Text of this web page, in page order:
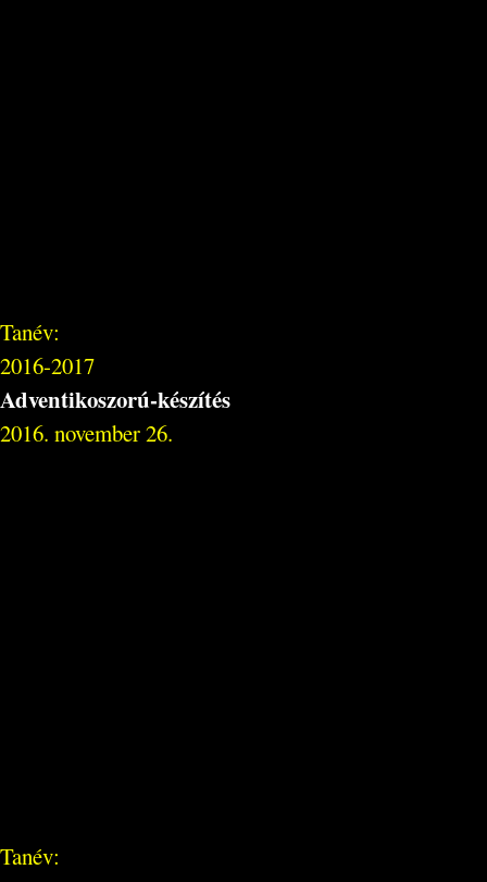
Tanév:
2016-2017
Adventikoszorú-készítés
2016. november 26.
Tanév: